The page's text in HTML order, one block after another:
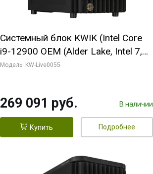
Системный блок KWIK (Intel Core
i9-12900 OEM (Alder Lake, Intel 7,
C16 8EC/8PC/T2/ 64 ГБ ОЗУ (2
HDMI/ 1 ТБ SSD)
Модель: KW-Live0055
269 091 руб. В наличии
Купить Подробнее